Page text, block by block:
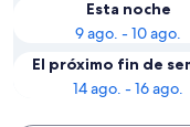
Esta noche
9 ago. - 10 ago.
El próximo fin de
14 ago. - 16 ago.